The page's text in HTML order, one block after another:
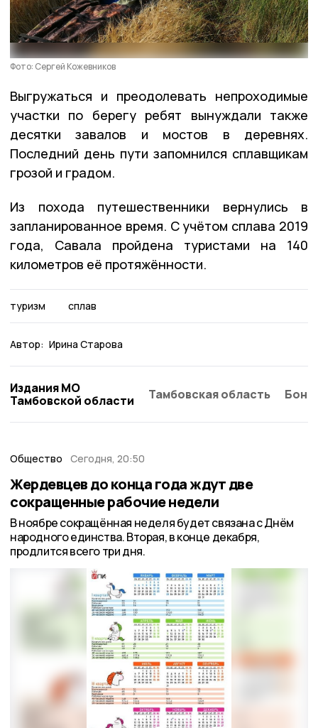
Фото: Сергей Кожевников
Выгружаться и преодолевать непроходимые
участки по берегу ребят вынуждали также
десятки завалов и мостов в деревнях.
Последний день пути запомнился сплавщикам
грозой и градом.
Из похода путешественники вернулись в
запланированное время. С учётом сплава 2019
года, Савала пройдена туристами на 140
километров её протяжённости.
туризм сплав
Автор: Ирина Старова
Издания МО
Тамбовской области
Тамбовская область
Общество Сегодня, 20:50
Жердевцев до конца года ждут две
сокращенные рабочие недели
В ноябре сокращённая неделя будет связана с Днём
народного единства. Вторая, в конце декабря,
продлится всего три дня.